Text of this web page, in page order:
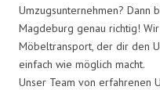
Umzugsunternehmen? Dann
Magdeburg genau richtig!
Möbeltransport, der dir den
einfach wie möglich macht.
Unser Team von erfahrenen